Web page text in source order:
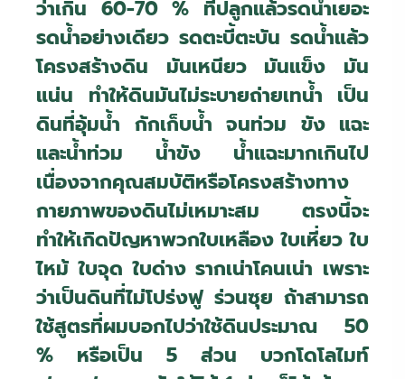
ว่าเกิน 60-70% ที่ปลูกแล้วรดน้ำเยอะ
รดน้ำอย่างเดียว รดตะบี้ตะบัน รดน้ำแล้ว
โครงสร้างดิน มันเหนียว มันแข็ง มัน
แน่น ทำให้ดินมันไม่ระบายถ่ายเทน้ำ เป็น
ดินที่อุ้มน้ำ กักเก็บน้ำ จนท่วม ขัง แฉะ
และน้ำท่วม น้ำขัง น้ำแฉะมากเกินไป
เนื่องจากคุณสมบัติหรือโครงสร้างทาง
กายภาพของดินไม่เหมาะสม ตรงนี้จะ
ทำให้เกิดปัญหาพวกใบเหลือง ใบเหี่ยว ใบ
ไหม้ ใบจุด ใบด่าง รากเน่าโคนเน่า เพราะ
ว่าเป็นดินที่ไม่โปร่งฟู ร่วนซุย ถ้าสามารถ
ใช้สูตรที่ผมบอกไปว่าใช้ดินประมาณ 50
% หรือเป็น 5 ส่วน บวกโดโลไมท์